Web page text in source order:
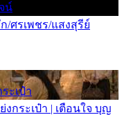
น์
/ศรเพชร/แสงสุรีย์
ะเป๋า
งกระเป๋า | เตือนใจ บุญ